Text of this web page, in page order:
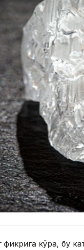
фикрига кўра, бу